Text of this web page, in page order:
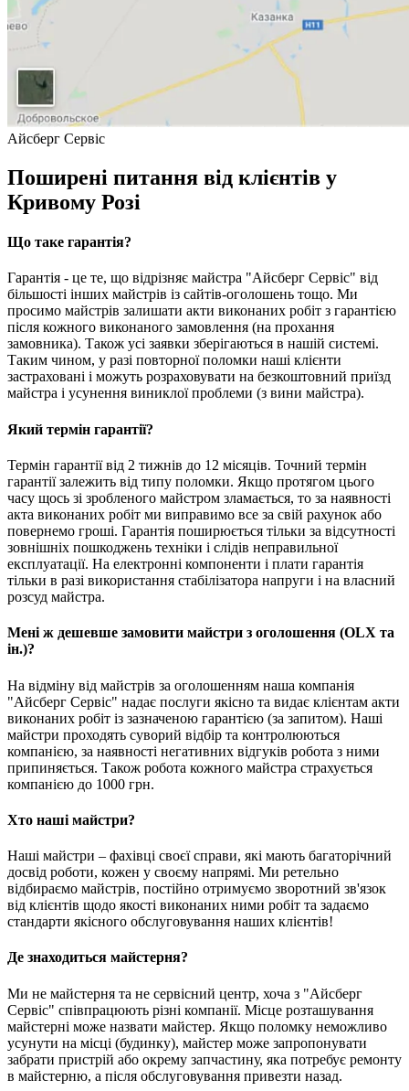
Айсберг Сервіс
Поширені питання від клієнтів у
Кривому Розі
Що таке гарантія?
Гарантія - це те, що відрізняє майстра "Айсберг Сервіс" від
більшості інших майстрів із сайтів-оголошень тощо. Ми
просимо майстрів залишати акти виконаних робіт з гарантією
після кожного виконаного замовлення (на прохання
замовника). Також усі заявки зберігаються в нашій системі.
Таким чином, у разі повторної поломки наші клієнти
застраховані і можуть розраховувати на безкоштовний приїзд
майстра і усунення виниклої проблеми (з вини майстра).
Який термін гарантії?
Термін гарантії від 2 тижнів до 12 місяців. Точний термін
гарантії залежить від типу поломки. Якщо протягом цього
часу щось зі зробленого майстром зламається, то за наявності
акта виконаних робіт ми виправимо все за свій рахунок або
повернемо гроші. Гарантія поширюється тільки за відсутності
зовнішніх пошкоджень техніки і слідів неправильної
експлуатації. На електронні компоненти і плати гарантія
тільки в разі використання стабілізатора напруги і на власний
розсуд майстра.
Мені ж дешевше замовити майстри з оголошення (OLX та
ін.)?
На відміну від майстрів за оголошенням наша компанія
"Айсберг Сервіс" надає послуги якісно та видає клієнтам акти
виконаних робіт із зазначеною гарантією (за запитом). Наші
майстри проходять суворий відбір та контролюються
компанією, за наявності негативних відгуків робота з ними
припиняється. Також робота кожного майстра страхується
компанією до 1000 грн.
Хто наші майстри?
Наші майстри – фахівці своєї справи, які мають багаторічний
досвід роботи, кожен у своєму напрямі. Ми ретельно
відбираємо майстрів, постійно отримуємо зворотний зв'язок
від клієнтів щодо якості виконаних ними робіт та задаємо
стандарти якісного обслуговування наших клієнтів!
Де знаходиться майстерня?
Ми не майстерня та не сервісний центр, хоча з "Айсберг
Сервіс" співпрацюють різні компанії. Місце розташування
майстерні може назвати майстер. Якщо поломку неможливо
усунути на місці (будинку), майстер може запропонувати
забрати пристрій або окрему запчастину, яка потребує ремонту
в майстерню, а після обслуговування привезти назад.